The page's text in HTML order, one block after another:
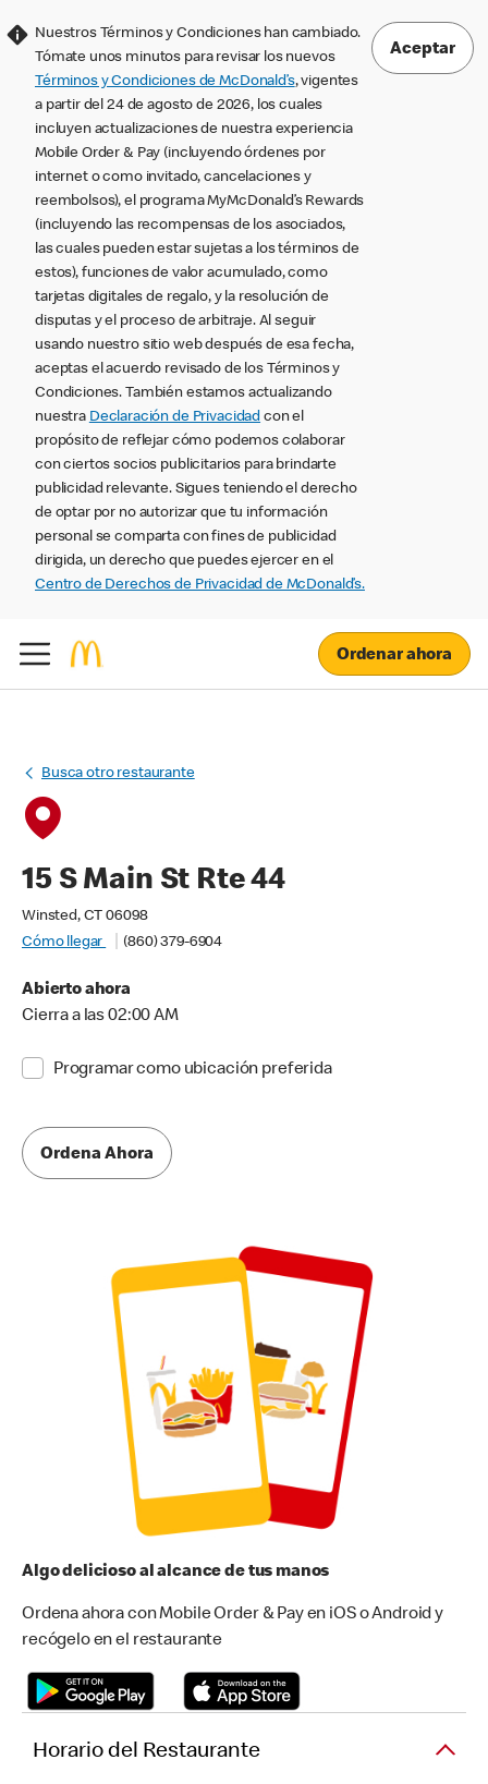
Nuestros Términos y Condiciones han cambiado.
Tómate unos minutos para revisar los nuevos
Términos y Condiciones de McDonald’s, vigentes
a partir del 24 de agosto de 2026, los cuales
incluyen actualizaciones de nuestra experiencia
Mobile Order & Pay (incluyendo órdenes por
internet o como invitado, cancelaciones y
reembolsos), el programa MyMcDonald’s Rewards
(incluyendo las recompensas de los asociados,
las cuales pueden estar sujetas a los términos de
estos), funciones de valor acumulado, como
tarjetas digitales de regalo, y la resolución de
disputas y el proceso de arbitraje. Al seguir
usando nuestro sitio web después de esa fecha,
aceptas el acuerdo revisado de los Términos y
Condiciones. También estamos actualizando
nuestra Declaración de Privacidad con el
propósito de reflejar cómo podemos colaborar
con ciertos socios publicitarios para brindarte
publicidad relevante. Sigues teniendo el derecho
de optar por no autorizar que tu información
personal se comparta con fines de publicidad
dirigida, un derecho que puedes ejercer en el
Centro de Derechos de Privacidad de McDonald’s.
Aceptar
Ordenar ahora
Busca otro restaurante
15 S Main St Rte 44
Winsted, CT 06098
Cómo llegar
(860) 379-6904
Abierto ahora
Cierra a las 02:00 AM
Programar como ubicación preferida
Ordena Ahora
Algo delicioso al alcance de tus manos
Ordena ahora con Mobile Order & Pay en iOS o Android y
recógelo en el restaurante
Horario del Restaurante